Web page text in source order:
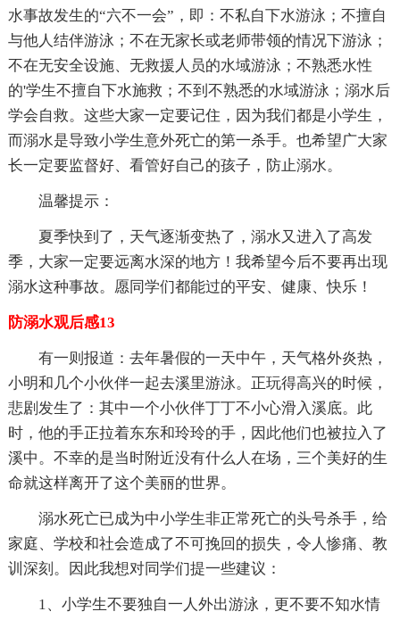
水事故发生的“六不一会”，即：不私自下水游泳；不擅自
与他人结伴游泳；不在无家长或老师带领的情况下游泳；
不在无安全设施、无救援人员的水域游泳；不熟悉水性
的'学生不擅自下水施救；不到不熟悉的水域游泳；溺水后
学会自救。这些大家一定要记住，因为我们都是小学生，
而溺水是导致小学生意外死亡的第一杀手。也希望广大家
长一定要监督好、看管好自己的孩子，防止溺水。
温馨提示：
夏季快到了，天气逐渐变热了，溺水又进入了高发
季，大家一定要远离水深的地方！我希望今后不要再出现
溺水这种事故。愿同学们都能过的平安、健康、快乐！
防溺水观后感13
有一则报道：去年暑假的一天中午，天气格外炎热，
小明和几个小伙伴一起去溪里游泳。正玩得高兴的时候，
悲剧发生了：其中一个小伙伴丁丁不小心滑入溪底。此
时，他的手正拉着东东和玲玲的手，因此他们也被拉入了
溪中。不幸的是当时附近没有什么人在场，三个美好的生
命就这样离开了这个美丽的世界。
溺水死亡已成为中小学生非正常死亡的头号杀手，给
家庭、学校和社会造成了不可挽回的损失，令人惨痛、教
训深刻。因此我想对同学们提一些建议：
1、小学生不要独自一人外出游泳，更不要不知水情